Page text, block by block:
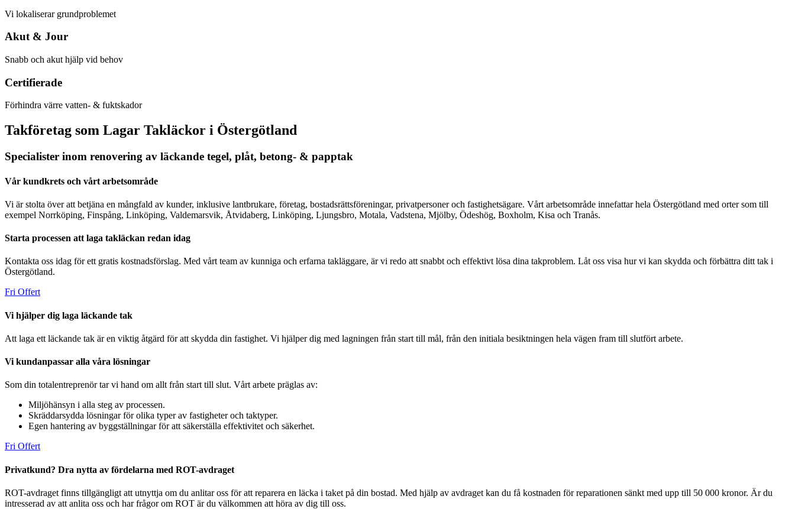
Vi lokaliserar grundproblemet
Akut & Jour
Snabb och akut hjälp vid behov
Certifierade
Förhindra värre vatten- & fuktskador
Takföretag som Lagar Takläckor i Östergötland
Specialister inom renovering av läckande tegel, plåt, betong- & papptak
Vår kundkrets och vårt arbetsområde
Vi är stolta över att betjäna en mångfald av kunder, inklusive lantbrukare, företag, bostadsrättsföreningar, privatpersoner och fastighetsägare. Vårt arbetsområde innefattar hela Östergötland med orter som till
exempel Norrköping, Finspång, Linköping, Valdemarsvik, Åtvidaberg, Linköping, Ljungsbro, Motala, Vadstena, Mjölby, Ödeshög, Boxholm, Kisa och Tranås.
Starta processen att laga takläckan redan idag
Kontakta oss idag för ett gratis kostnadsförslag. Med vårt team av kunniga och erfarna takläggare, är vi redo att snabbt och effektivt lösa dina takproblem. Låt oss visa hur vi kan skydda och förbättra ditt tak i
Östergötland.
Fri Offert
Vi hjälper dig laga läckande tak
Att laga ett läckande tak är en viktig åtgärd för att skydda din fastighet. Vi hjälper dig med lagningen från start till mål, från den initiala besiktningen hela vägen fram till slutfört arbete.
Vi kundanpassar alla våra lösningar
Som din totalentreprenör tar vi hand om allt från start till slut. Vårt arbete präglas av:
Miljöhänsyn i alla steg av processen.
Skräddarsydda lösningar för olika typer av fastigheter och taktyper.
Egen hantering av byggställningar för att säkerställa effektivitet och säkerhet.
Fri Offert
Privatkund? Dra nytta av fördelarna med ROT-avdraget
ROT-avdraget finns tillgängligt att utnyttja om du anlitar oss för att reparera en läcka i taket på din bostad. Med hjälp av avdraget kan du få kostnaden för reparationen sänkt med upp till 50 000 kronor. Är du
intresserad av att anlita oss och har frågor om ROT är du välkommen att höra av dig till oss.